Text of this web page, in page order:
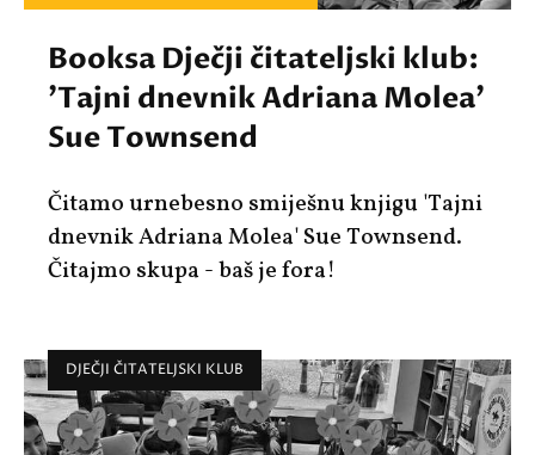
Booksa Dječji čitateljski klub:
'Tajni dnevnik Adriana Molea'
Sue Townsend
Čitamo urnebesno smiješnu knjigu 'Tajni
dnevnik Adriana Molea' Sue Townsend.
Čitajmo skupa - baš je fora!
DJEČJI ČITATELJSKI KLUB